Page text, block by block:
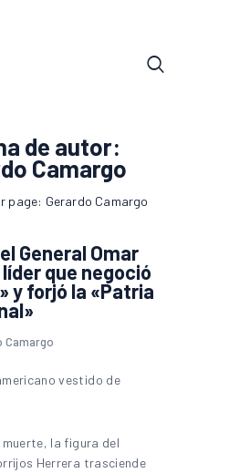
de autor:
Camargo
page: Gerardo Camargo
General Omar
que negoció
y forjó la «Patria
Camargo
muerte, la figura del
Herrera trasciende